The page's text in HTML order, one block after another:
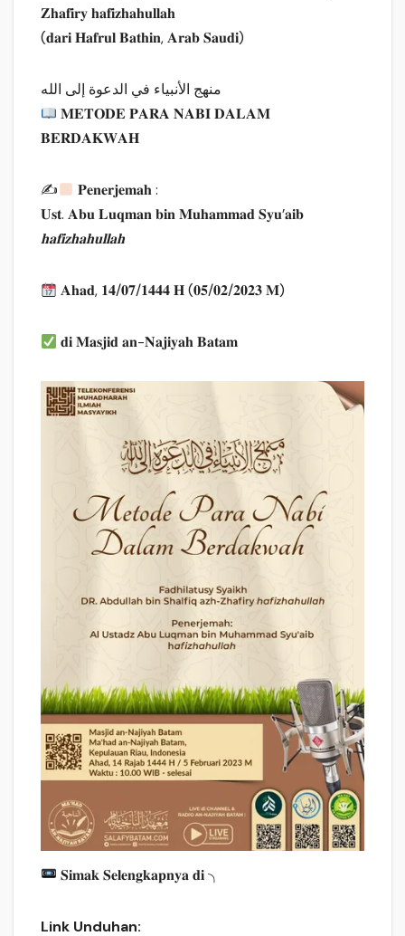
𝐙𝐡𝐚𝐟𝐢𝐫𝐲 𝐡𝐚𝐟𝐢𝐳𝐡𝐚𝐡𝐮𝐥𝐥𝐚𝐡
(𝐝𝐚𝐫𝐢 𝐇𝐚𝐟𝐫𝐮𝐥 𝐁𝐚𝐭𝐡𝐢𝐧, 𝐀𝐫𝐚𝐛 𝐒𝐚𝐮𝐝𝐢)
منهج الأنبياء في الدعوة إلى الله
𝐌𝐄𝐓𝐎𝐃𝐄 𝐏𝐀𝐑𝐀 𝐍𝐀𝐁𝐈 𝐃𝐀𝐋𝐀𝐌
𝐁𝐄𝐑𝐃𝐀𝐊𝐖𝐀𝐇
✍
𝐏𝐞𝐧𝐞𝐫𝐣𝐞𝐦𝐚𝐡 :
𝐔𝐬𝐭. 𝐀𝐛𝐮 𝐋𝐮𝐪𝐦𝐚𝐧 𝐛𝐢𝐧 𝐌𝐮𝐡𝐚𝐦𝐦𝐚𝐝 𝐒𝐲𝐮’𝐚𝐢𝐛
𝐡𝐚𝐟𝐢𝐳𝐡𝐚𝐡𝐮𝐥𝐥𝐚𝐡
𝐀𝐡𝐚𝐝, 𝟏𝟒/𝟎𝟕/𝟏𝟒𝟒𝟒 𝐇 (𝟎𝟓/𝟎𝟐/𝟐𝟎𝟐𝟑 𝐌)
𝐝𝐢 𝐌𝐚𝐬𝐣𝐢𝐝 𝐚𝐧-𝐍𝐚𝐣𝐢𝐲𝐚𝐡 𝐁𝐚𝐭𝐚𝐦
𝐒𝐢𝐦𝐚𝐤 𝐒𝐞𝐥𝐞𝐧𝐠𝐤𝐚𝐩𝐧𝐲𝐚 𝐝𝐢 ╮
Link Unduhan: